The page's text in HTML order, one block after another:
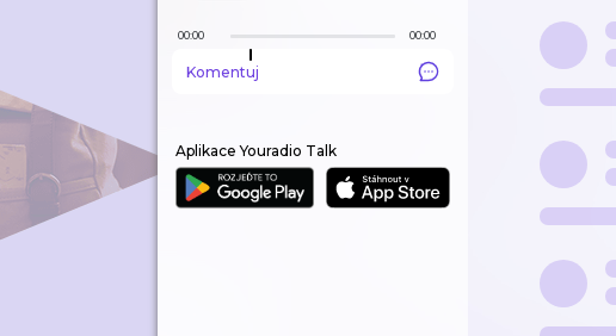
00:00 00:00
Komentuj
Aplikace Youradio Talk